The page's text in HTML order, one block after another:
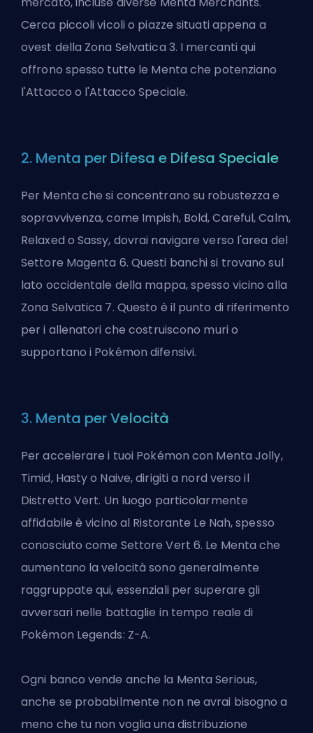
Cerca piccoli vicoli o piazze situati appena a
ovest della Zona Selvatica 3. I mercanti qui
offrono spesso tutte le Menta che potenziano
l'Attacco o l'Attacco Speciale.
2. Menta per Difesa e Difesa Speciale
Per Menta che si concentrano su robustezza e
sopravvivenza, come Impish, Bold, Careful, Calm,
Relaxed o Sassy, dovrai navigare verso l'area del
Settore Magenta 6. Questi banchi si trovano sul
lato occidentale della mappa, spesso vicino alla
Zona Selvatica 7. Questo è il punto di riferimento
per i allenatori che costruiscono muri o
supportano i Pokémon difensivi.
3. Menta per Velocità
Per accelerare i tuoi Pokémon con Menta Jolly,
Timid, Hasty o Naive, dirigiti a nord verso il
Distretto Vert. Un luogo particolarmente
affidabile è vicino al Ristorante Le Nah, spesso
conosciuto come Settore Vert 6. Le Menta che
aumentano la velocità sono generalmente
raggruppate qui, essenziali per superare gli
avversari nelle battaglie in tempo reale di
Pokémon Legends: Z-A.
Ogni banco vende anche la Menta Serious,
anche se probabilmente non ne avrai bisogno a
meno che tu non voglia una distribuzione